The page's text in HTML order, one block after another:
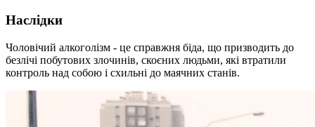
Наслідки
Чоловічий алкоголізм - це справжня біда, що призводить до
безлічі побутових злочинів, скоєних людьми, які втратили
контроль над собою і схильні до маячних станів.